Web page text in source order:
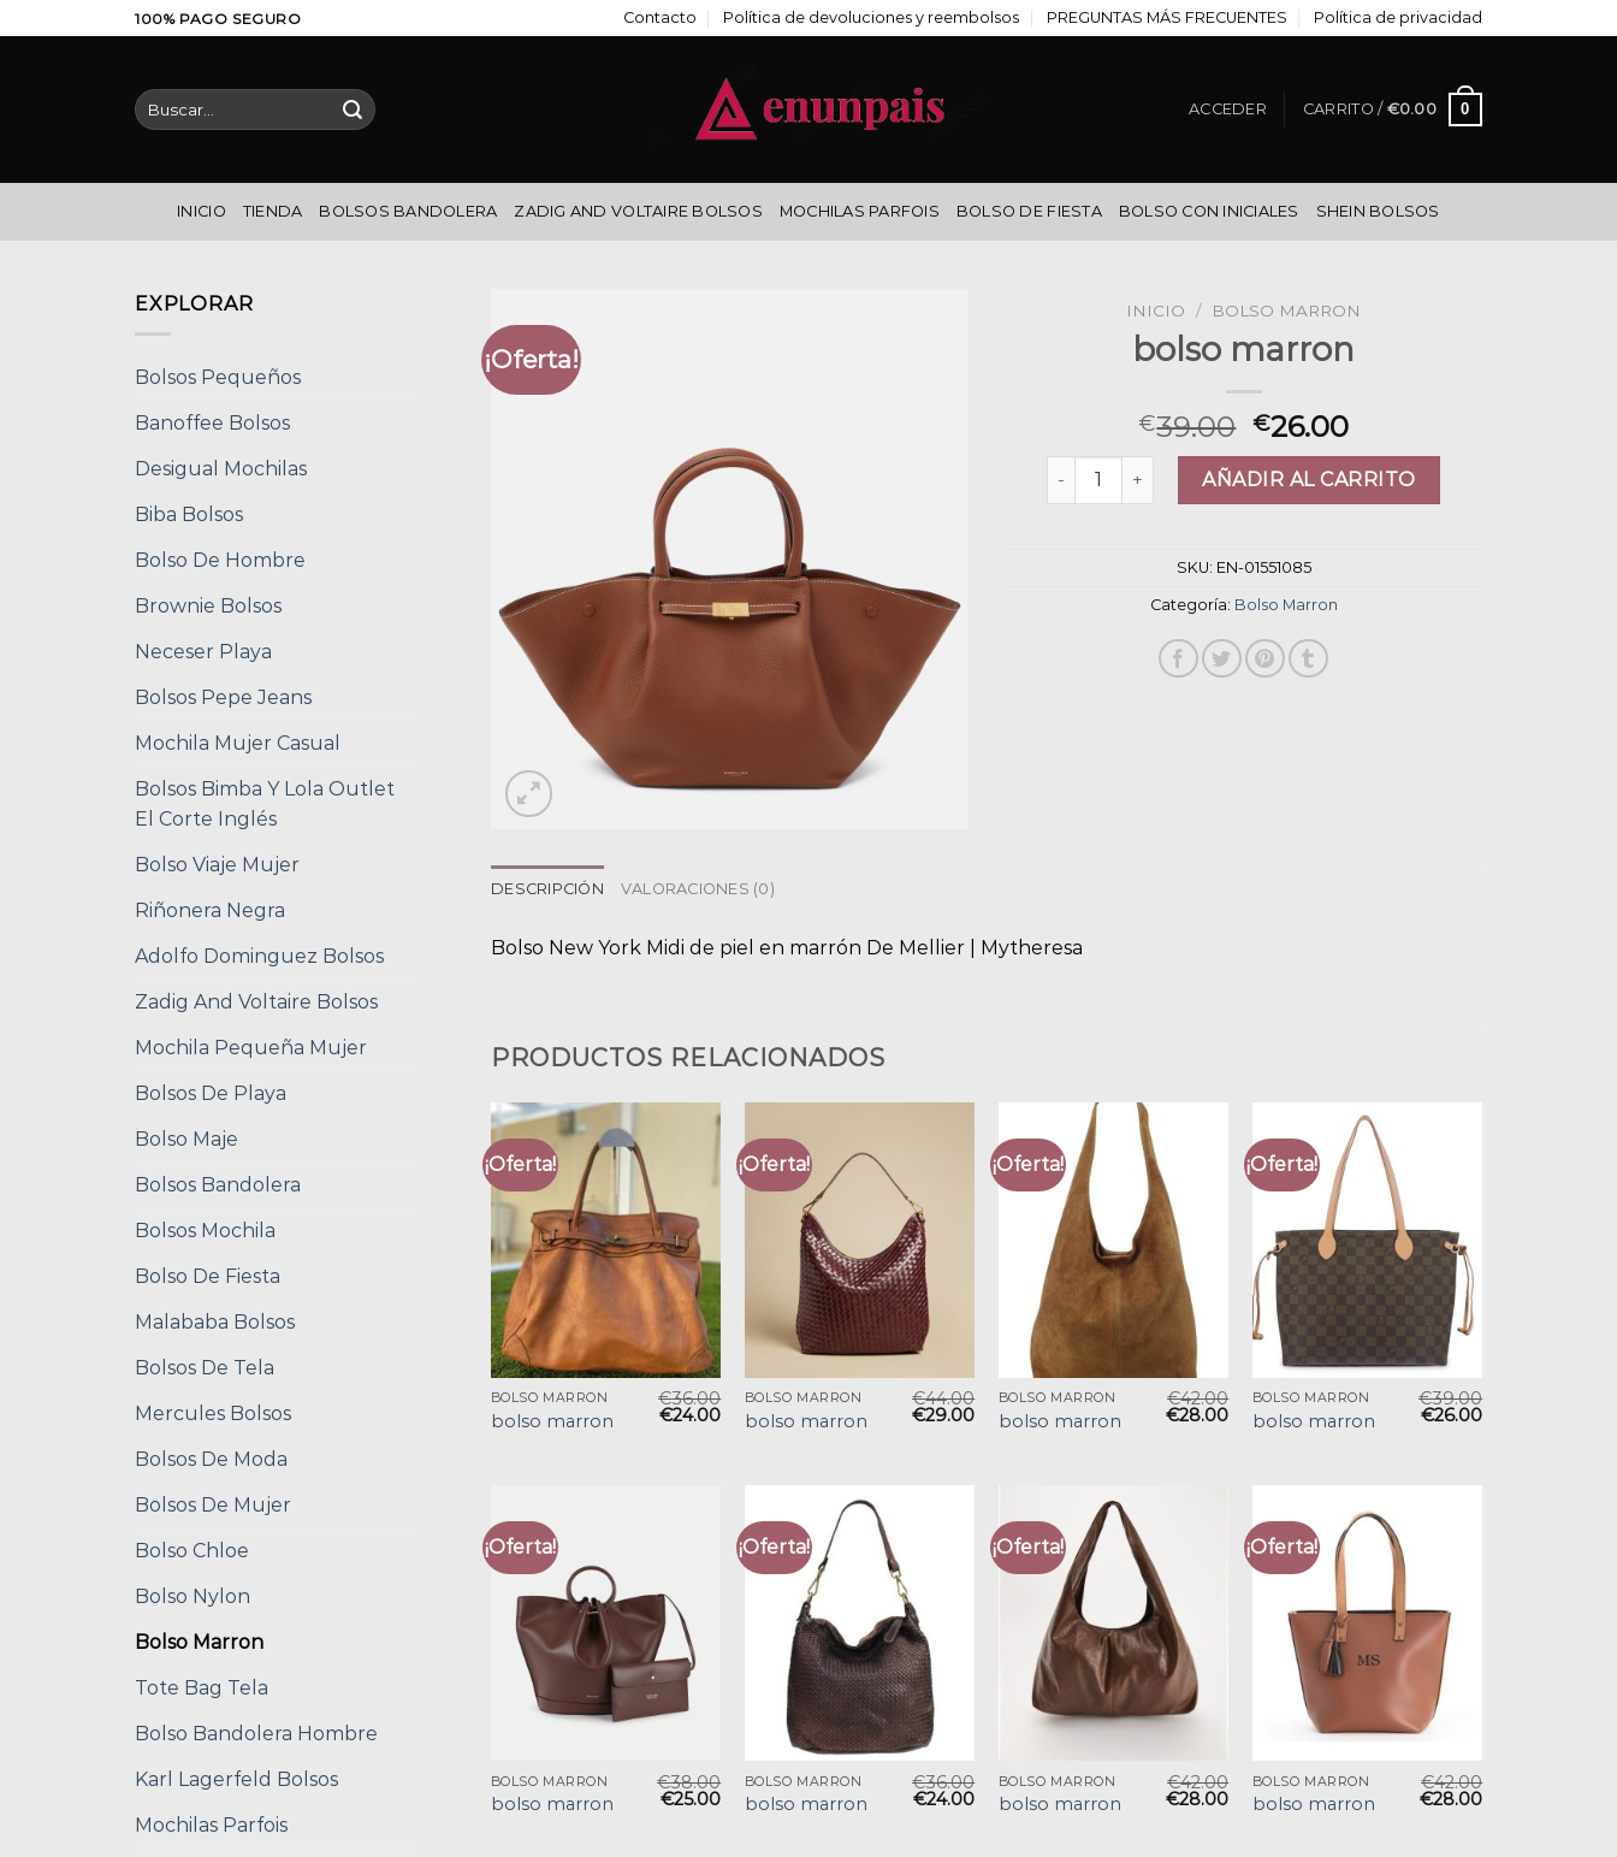
al
100% PAGO SEGURO Contacto Política de devoluciones y reembolsos PREGUNTAS MÁS FRECUENTES Política de privacidad
Buscar
por:
ACCEDER CARRITO / €0.00 0
INICIO TIENDA BOLSOS BANDOLERA ZADIG AND VOLTAIRE BOLSOS MOCHILAS PARFOIS BOLSO DE FIESTA BOLSO CON INICIALES SHEIN BOLSOS
EXPLORAR
Bolsos Pequeños
Banoffee Bolsos
Desigual Mochilas
Biba Bolsos
Bolso De Hombre
Brownie Bolsos
Neceser Playa
Bolsos Pepe Jeans
Mochila Mujer Casual
Bolsos Bimba Y Lola Outlet
El Corte Inglés
Bolso Viaje Mujer
Riñonera Negra
Adolfo Dominguez Bolsos
Zadig And Voltaire Bolsos
Mochila Pequeña Mujer
Bolsos De Playa
Bolso Maje
Bolsos Bandolera
Bolsos Mochila
Bolso De Fiesta
Malababa Bolsos
Bolsos De Tela
Mercules Bolsos
Bolsos De Moda
Bolsos De Mujer
Bolso Chloe
Bolso Nylon
Bolso Marron
Tote Bag Tela
Bolso Bandolera Hombre
Karl Lagerfeld Bolsos
Mochilas Parfois
¡Oferta!
INICIO / BOLSO MARRON
bolso marron
€39.00 €26.00
bolso marron cantidadAÑADIR AL CARRITO
SKU: EN-01551085
Categoría: Bolso Marron
DESCRIPCIÓN VALORACIONES (0)
Bolso New York Midi de piel en marrón De Mellier | Mytheresa
PRODUCTOS RELACIONADOS
¡Oferta!
BOLSO MARRON
bolso marron
€36.00
€24.00
¡Oferta!
BOLSO MARRON
bolso marron
€44.00
€29.00
¡Oferta!
BOLSO MARRON
bolso marron
€42.00
€28.00
¡Oferta!
BOLSO MARRON
bolso marron
€39.00
€26.00
¡Oferta!
BOLSO MARRON
bolso marron
€38.00
€25.00
¡Oferta!
BOLSO MARRON
bolso marron
€36.00
€24.00
¡Oferta!
BOLSO MARRON
bolso marron
€42.00
€28.00
¡Oferta!
BOLSO MARRON
bolso marron
€42.00
€28.00